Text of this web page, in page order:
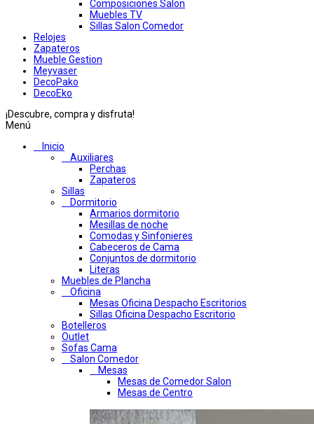
Composiciones Salon
Muebles TV
Sillas Salon Comedor
Relojes
Zapateros
Mueble Gestion
Meyvaser
DecoPako
DecoEko
¡Descubre, compra y disfruta!
Menú
Inicio
Auxiliares
Perchas
Zapateros
Sillas
Dormitorio
Armarios dormitorio
Mesillas de noche
Comodas y Sinfonieres
Cabeceros de Cama
Conjuntos de dormitorio
Literas
Muebles de Plancha
Oficina
Mesas Oficina Despacho Escritorios
Sillas Oficina Despacho Escritorio
Botelleros
Outlet
Sofas Cama
Salon Comedor
Mesas
Mesas de Comedor Salon
Mesas de Centro